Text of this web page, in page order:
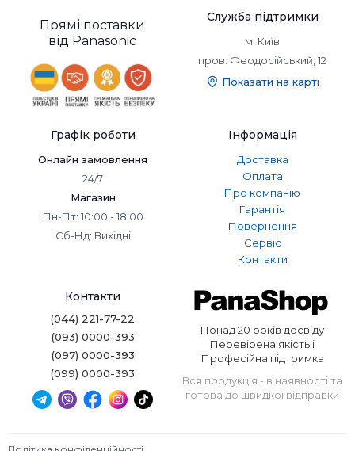
Прямі поставки
від Panasonic
Служба підтримки
м. Київ
пров. Феодосійський, 12
Показати на карті
Графік роботи
Онлайн замовлення
24/7
Магазин
Пн-Пт: 10:00 - 18:00
Сб-Нд: Вихідні
Інформація
Доставка
Оплата
Про компанію
Гарантія
Повернення
Сервіс
Контакти
Контакти
(044) 221-77-22
(093) 0000-393
(097) 0000-393
(099) 0000-393
Понад 20 років досвіду
Перевірена якість і
Професійна підтримка
Вся продукція - в наявності та
готова до швидкої відправки